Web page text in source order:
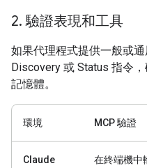
2. 驗證表現和工具
如果代理程式提供一般或
Discovery 或 Status 指令
記憶體。
環境 MCP 驗證
Claude
在終端機中